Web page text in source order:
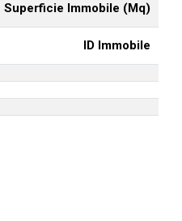
Superficie Immobile (Mq)
ID Immobile